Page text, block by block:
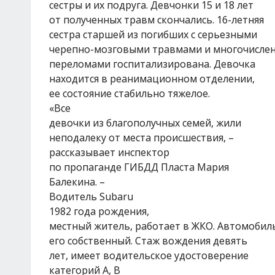
сестры и их подруга. Девчонки 15 и 18 лет
от полученных травм скончались. 16-летняя
сестра старшей из погибших с серьезными
черепно-мозговыми травмами и
переломами госпитализирована. Девочка
находится в реанимационном отделении,
ее состояние стабильно тяжелое.
«Все
девочки из благополучных семей, жили
неподалеку от места происшествия, –
рассказывает инспектор
по пропаганде ГИБДД Пласта Мария
Балекина. –
Водитель Subaru
1982 года рождения,
местный житель, работает в ЖКО.
его собственный. Стаж вождения девять
лет, имеет водительское удостоверение
категорий A, B